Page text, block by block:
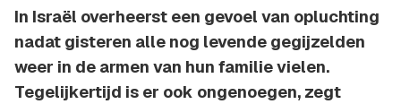
In Israël overheerst een gevoel van opluchting
nadat gisteren alle nog levende gegijzelden
weer in de armen van hun familie vielen.
Tegelijkertijd is er ook ongenoegen, zegt